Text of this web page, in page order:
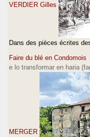
VERDIER Gilles
Dans des pièces écrites
Faire du blé en Condomois
e lo transformar en haria
MERGER